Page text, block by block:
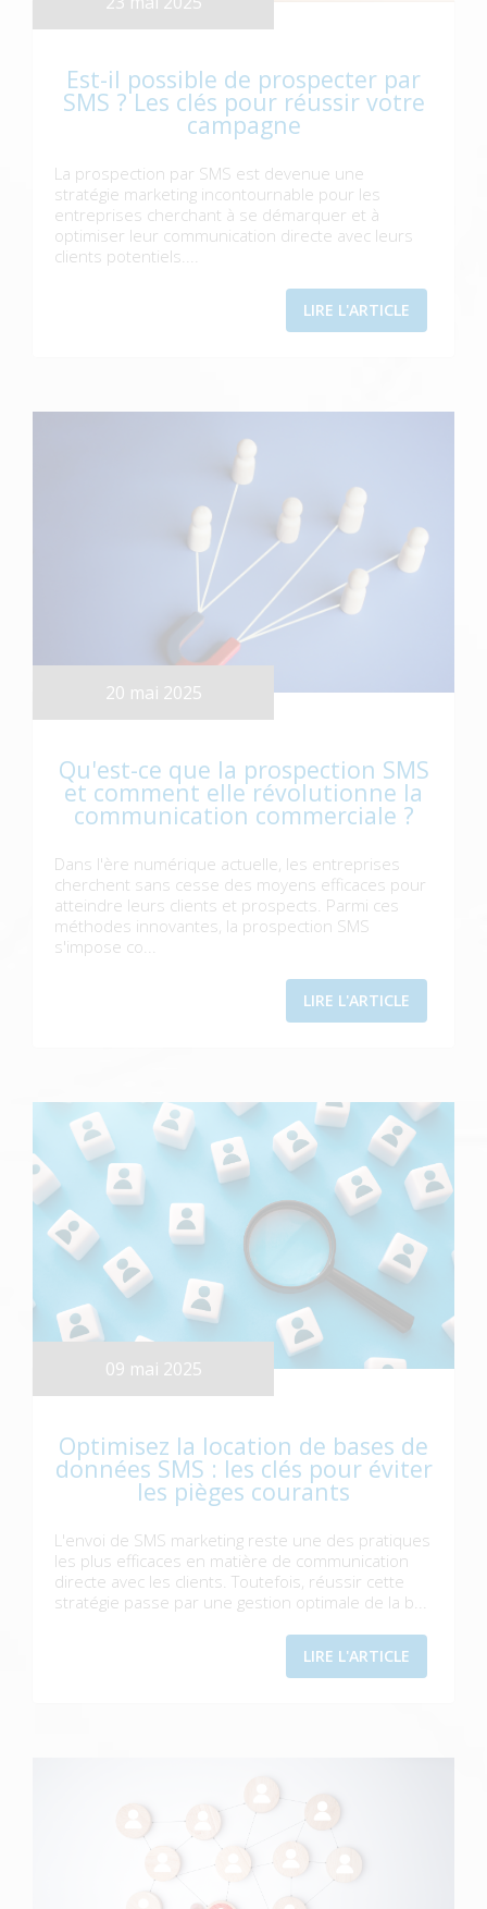
Est-il possible de prospecter par
SMS ? Les clés pour réussir votre
campagne
La prospection par SMS est devenue une
stratégie marketing incontournable pour les
entreprises cherchant à se démarquer et à
optimiser leur communication directe avec leurs
clients potentiels....
LIRE L'ARTICLE
20 mai 2025
Qu'est-ce que la prospection SMS
et comment elle révolutionne la
communication commerciale ?
Dans l'ère numérique actuelle, les entreprises
cherchent sans cesse des moyens efficaces pour
atteindre leurs clients et prospects. Parmi ces
méthodes innovantes, la prospection SMS
s'impose co...
LIRE L'ARTICLE
09 mai 2025
Optimisez la location de bases de
données SMS : les clés pour éviter
les pièges courants
L'envoi de SMS marketing reste une des pratiques
les plus efficaces en matière de communication
directe avec les clients. Toutefois, réussir cette
stratégie passe par une gestion optimale de la b...
LIRE L'ARTICLE